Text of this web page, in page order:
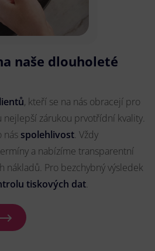
naše dlouholeté
, kteří se na nás obracejí pro
nejlepší zárukou prvotřídní kvality.
nás spolehlivost. Vždy
a nabízíme transparentní
nákladů. Pro bezchybný výsledek
tiskových dat.